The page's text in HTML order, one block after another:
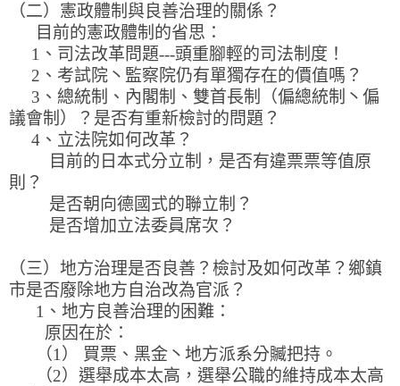
（二）憲政體制與良善治理的關係？
目前的憲政體制的省思：
1、司法改革問題---頭重腳輕的司法制度！
2、考試院丶監察院仍有單獨存在的價值嗎？
3、總統制、內閣制、雙首長制（偏總統制丶偏
議會制）？是否有重新檢討的問題？
4、立法院如何改革？
目前的日本式分立制，是否有違票票等值原
則？
是否朝向德國式的聯立制？
是否增加立法委員席次？
（三）地方治理是否良善？檢討及如何改革？鄉鎮
市是否廢除地方自治改為官派？
1、地方良善治理的困難：
原因在於：
（1） 買票、黑金丶地方派系分贓把持。
（2）選舉成本太高，選舉公職的維持成本太高